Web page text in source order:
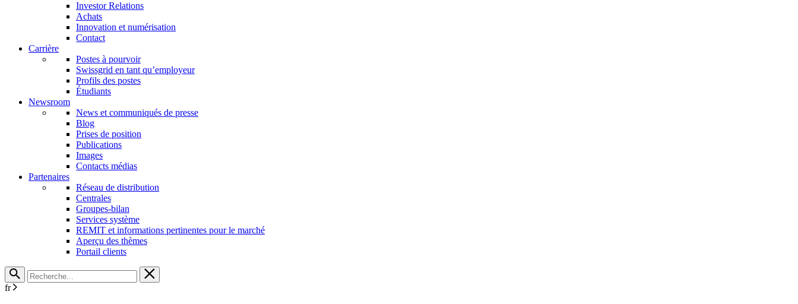
Investor Relations
Achats
Innovation et numérisation
Contact
Carrière
Postes à pourvoir
Swissgrid en tant qu’employeur
Profils des postes
Étudiants
Newsroom
News et communiqués de presse
Blog
Prises de position
Publications
Images
Contacts médias
Partenaires
Réseau de distribution
Centrales
Groupes-bilan
Services système
REMIT et informations pertinentes pour le marché
Aperçu des thèmes
Portail clients
fr